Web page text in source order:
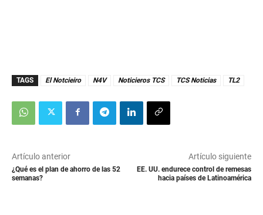
TAGS El Notcieiro N4V Noticieros TCS TCS Noticias TL2
Artículo anterior
¿Qué es el plan de ahorro de las 52
semanas?
Artículo siguiente
EE. UU. endurece control de remesas
hacia países de Latinoamérica